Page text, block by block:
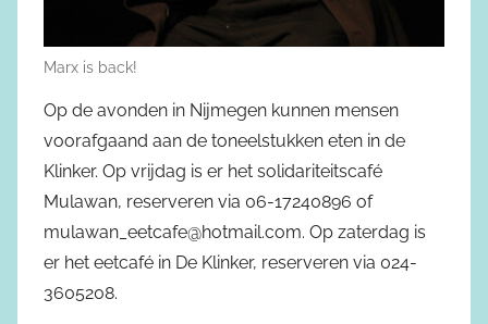
Marx is back!
Op de avonden in Nijmegen kunnen mensen
voorafgaand aan de toneelstukken eten in de
Klinker. Op vrijdag is er het solidariteitscafé
Mulawan, reserveren via 06-17240896 of
mulawan_eetcafe@hotmail.com. Op zaterdag is
er het eetcafé in De Klinker, reserveren via 024-
3605208.